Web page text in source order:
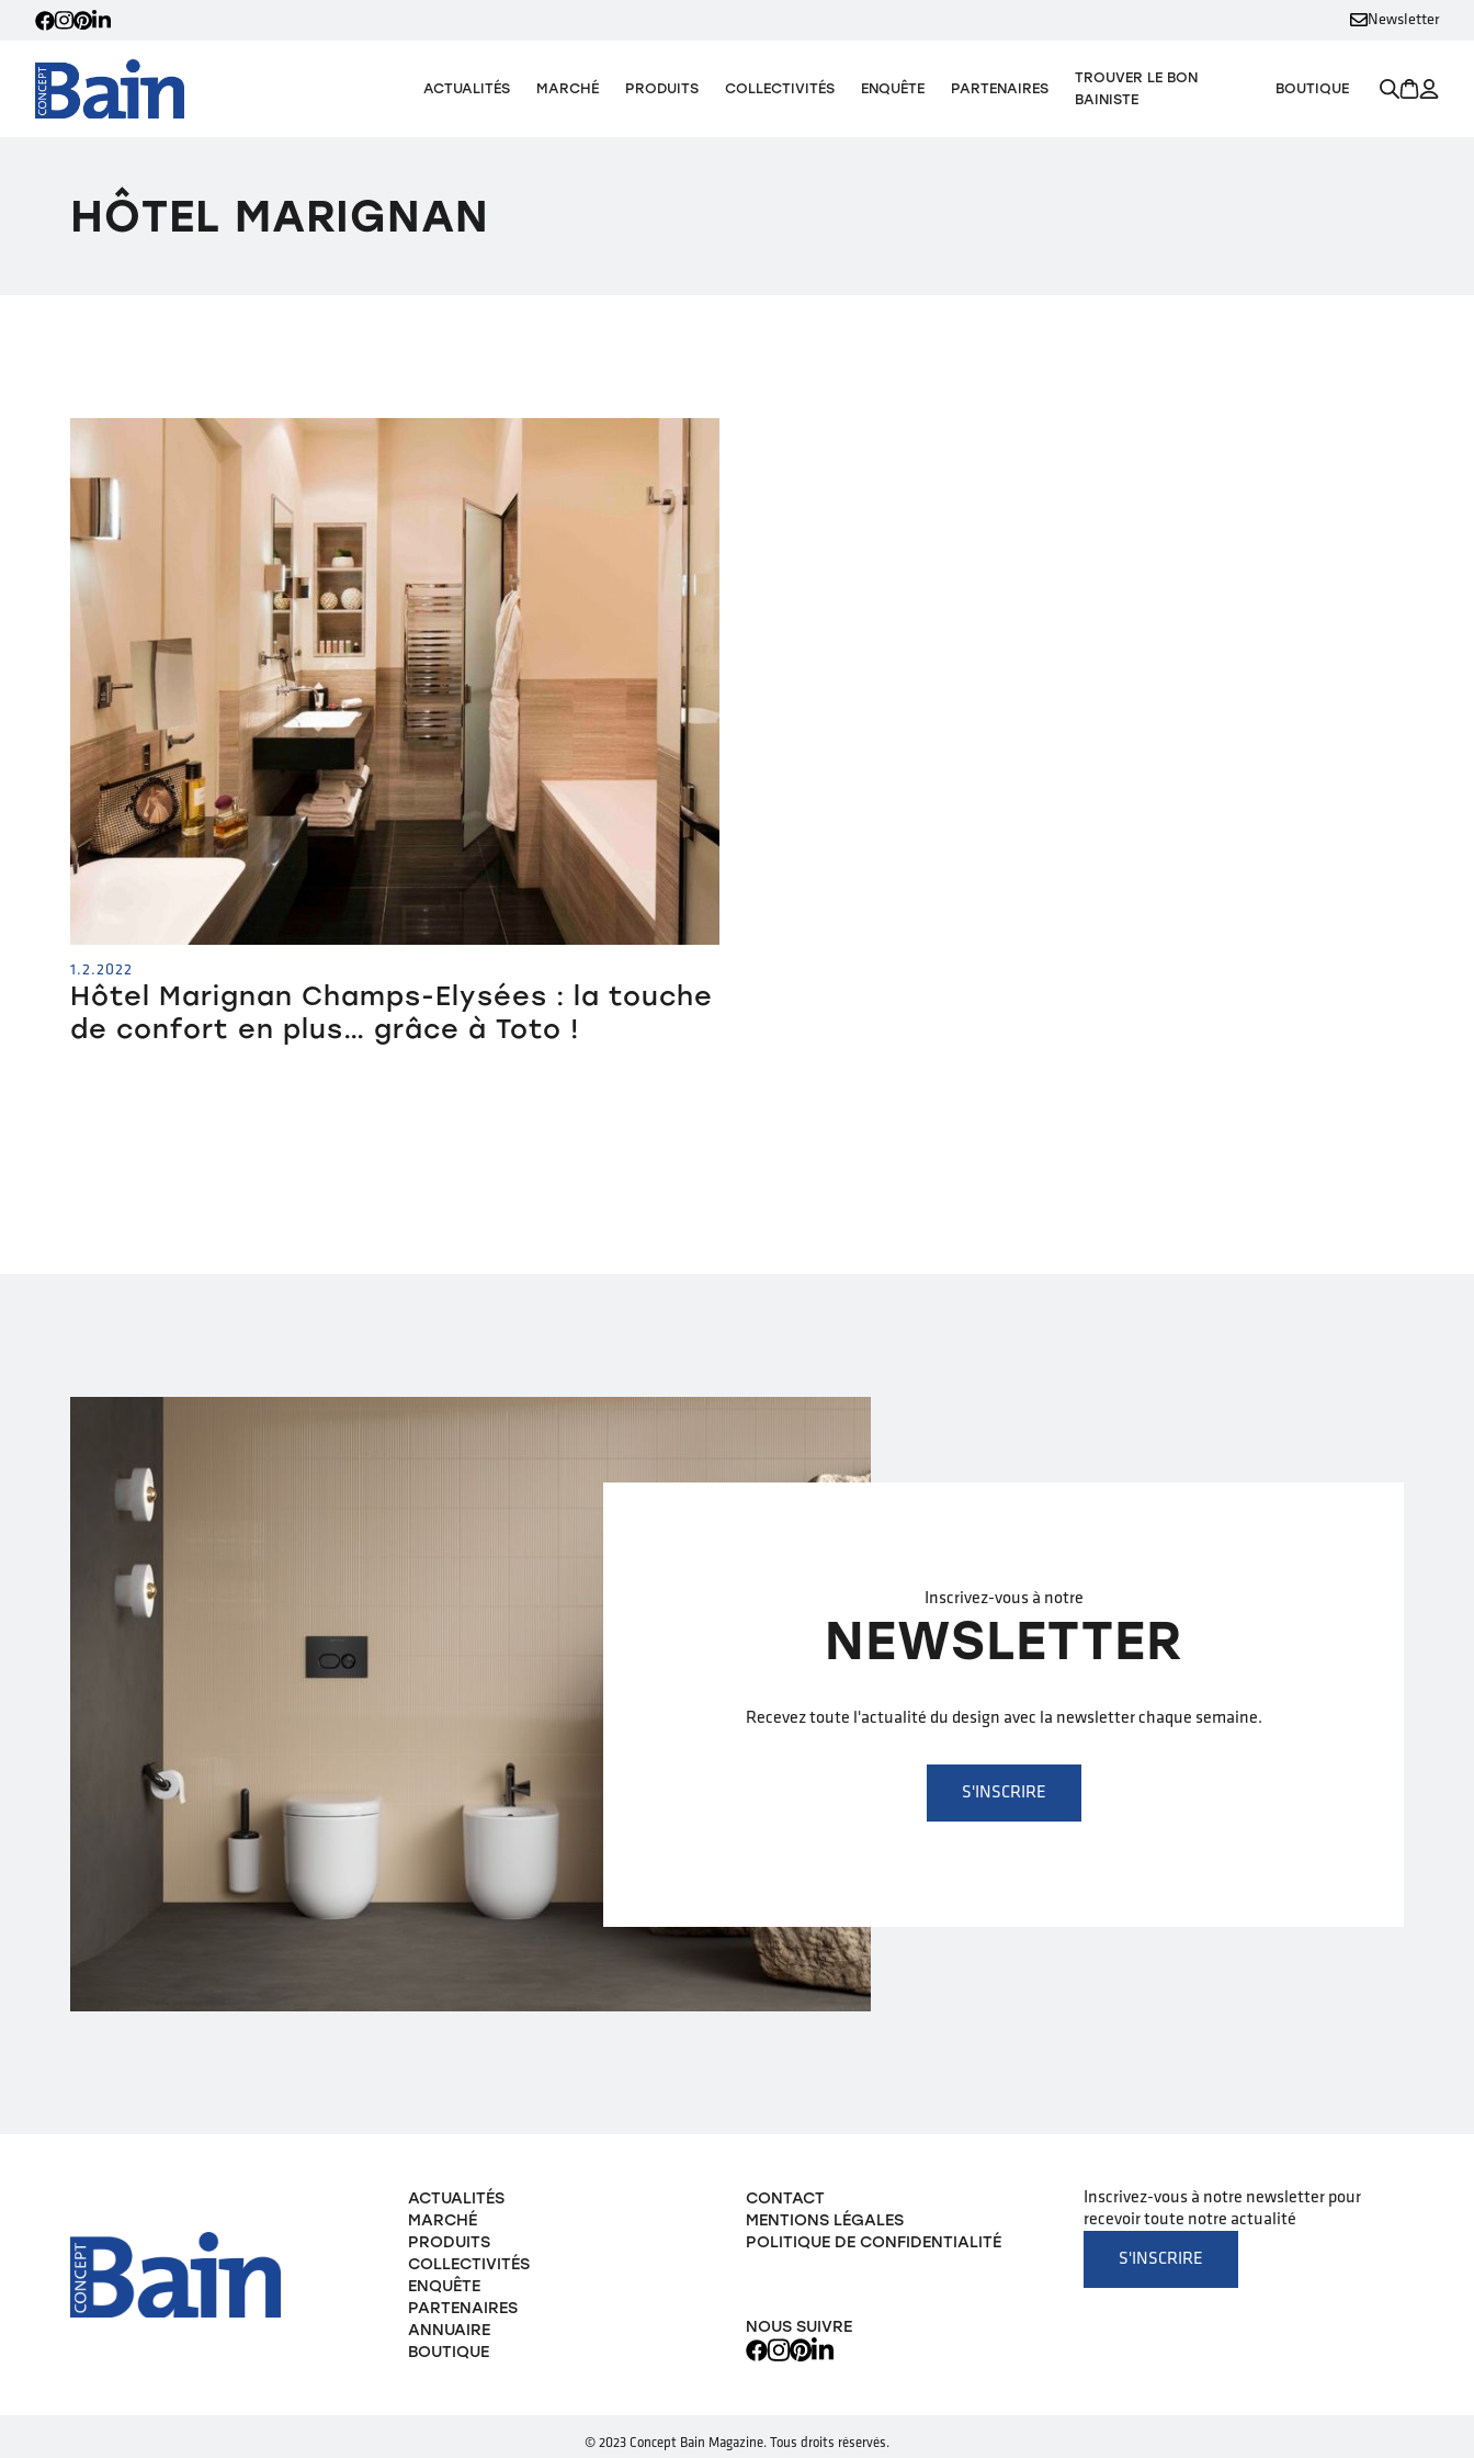
Newsletter
ACTUALITÉS MARCHÉ PRODUITS COLLECTIVITÉS ENQUÊTE PARTENAIRES
TROUVER LE BON
BAINISTE
BOUTIQUE
HÔTEL MARIGNAN
1.2.2022
Hôtel Marignan Champs-Elysées : la touche
de confort en plus… grâce à Toto !
Inscrivez-vous à notre
NEWSLETTER
Recevez toute l'actualité du design avec la newsletter chaque semaine.
S'INSCRIRE
ACTUALITÉS
MARCHÉ
PRODUITS
COLLECTIVITÉS
ENQUÊTE
PARTENAIRES
ANNUAIRE
BOUTIQUE
CONTACT
MENTIONS LÉGALES
POLITIQUE DE CONFIDENTIALITÉ
NOUS SUIVRE
Inscrivez-vous à notre newsletter pour
recevoir toute notre actualité
S'INSCRIRE
© 2023 Concept Bain Magazine. Tous droits réservés.